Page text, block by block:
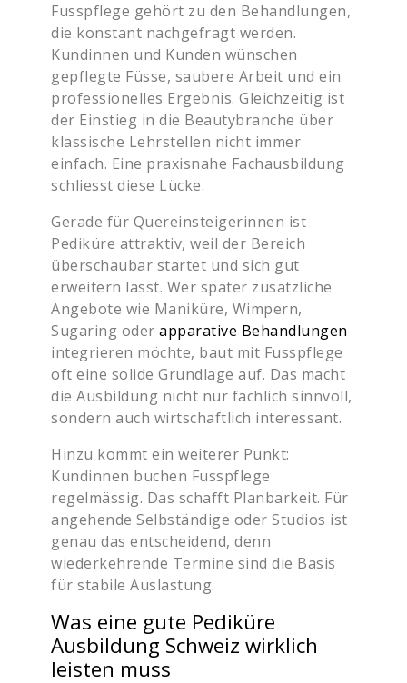
Fusspflege gehört zu den Behandlungen,
die konstant nachgefragt werden.
Kundinnen und Kunden wünschen
gepflegte Füsse, saubere Arbeit und ein
professionelles Ergebnis. Gleichzeitig ist
der Einstieg in die Beautybranche über
klassische Lehrstellen nicht immer
einfach. Eine praxisnahe Fachausbildung
schliesst diese Lücke.
Gerade für Quereinsteigerinnen ist
Pediküre attraktiv, weil der Bereich
überschaubar startet und sich gut
erweitern lässt. Wer später zusätzliche
Angebote wie Maniküre, Wimpern,
Sugaring oder apparative Behandlungen
integrieren möchte, baut mit Fusspflege
oft eine solide Grundlage auf. Das macht
die Ausbildung nicht nur fachlich sinnvoll,
sondern auch wirtschaftlich interessant.
Hinzu kommt ein weiterer Punkt:
Kundinnen buchen Fusspflege
regelmässig. Das schafft Planbarkeit. Für
angehende Selbständige oder Studios ist
genau das entscheidend, denn
wiederkehrende Termine sind die Basis
für stabile Auslastung.
Was eine gute Pediküre
Ausbildung Schweiz wirklich
leisten muss